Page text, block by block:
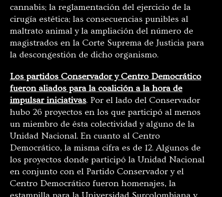
cannabis; la reglamentación del ejercicio de la
cirugía estética; las consecuencias punibles al
maltrato animal y la ampliación del número de
magistrados en la Corte Suprema de Justicia para
la descongestión de dicho organismo.
Los partidos Conservador y Centro Democrático
fueron aliados para la coalición a la hora de
impulsar iniciativas. Por el lado del Conservador
hubo 26 proyectos en los que participó al menos
un miembro de ésta colectividad y alguno de la
Unidad Nacional. En cuanto al Centro
Democrático, la misma cifra es de 12. Algunos de
los proyectos donde participó la Unidad Nacional
en conjunto con el Partido Conservador y el
Centro Democrático fueron homenajes, la